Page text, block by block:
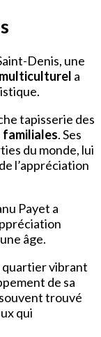
Denis, une
a
tapisserie des
familiales. Ses
du monde, lui
l’appréciation
Payet a
âge.
quartier vibrant
de sa
trouvé
qui